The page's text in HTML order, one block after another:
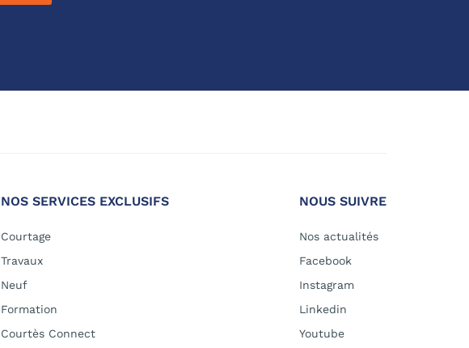
NOS SERVICES EXCLUSIFS
Courtage
Travaux
Neuf
Formation
Courtès Connect
NOUS SUIVRE
Nos actualités
Facebook
Instagram
Linkedin
Youtube